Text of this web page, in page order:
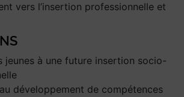
vers l’insertion professionnelle et
jeunes à une future insertion socio-
développement de compétences